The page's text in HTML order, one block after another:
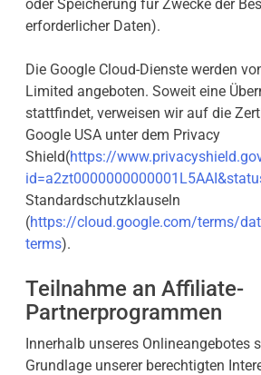
oder Speicherung für Zwecke der
erforderlicher Daten).
Die Google Cloud-Dienste werden
Limited angeboten. Soweit eine
stattfindet, verweisen wir auf die
Google USA unter dem Privacy
Shield(https://
Standardschutzklauseln
(https://cloud.google.com/terms/
terms).
Teilnahme an Affiliate-
Partnerprogrammen
Innerhalb unseres Onlineangebotes
Grundlage unserer berechtigten